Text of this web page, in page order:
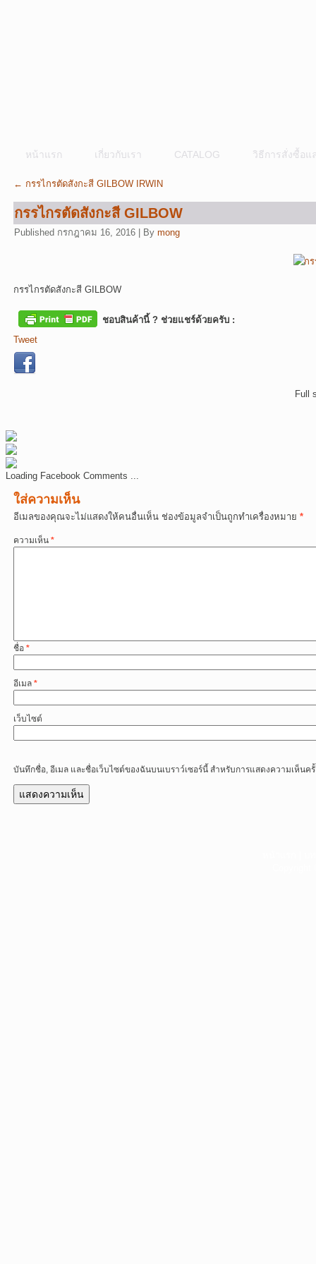
หน้าแรก เกี่ยวกับเรา CATALOG วิธีการสั่งซื้อแ
← กรรไกรตัดสังกะสี GILBOW IRWIN
กรรไกรตัดสังกะสี GILBOW
Published กรกฎาคม 16, 2016 By mong
กรรไกรตัดสังกะสี GILBOW
ชอบสินค้านี้ ? ช่วยแชร์ด้วยครับ :
Tweet
Full
Loading Facebook Comments ...
ใส่ความเห็น
อีเมลของคุณจะไม่แสดงให้คนอื่นเห็น ช่องข้อมูลจำเป็นถูกทำเครื่องหมาย *
ความเห็น *
ชื่อ *
อีเมล *
เว็บไซต์
บันทึกชื่อ, อีเมล และชื่อเว็บไซต์ของฉันบนเบราว์เซอร์นี้ สำหรับการแสดงความเห็นค